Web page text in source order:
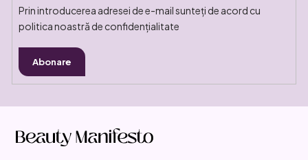
Prin introducerea adresei de e-mail sunteți de acord cu
politica noastră de confidențialitate
Abonare